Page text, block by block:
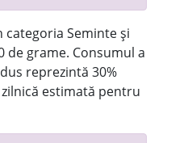
Seminte și
de grame. Consumul a
reprezintă 30%
estimată pentru